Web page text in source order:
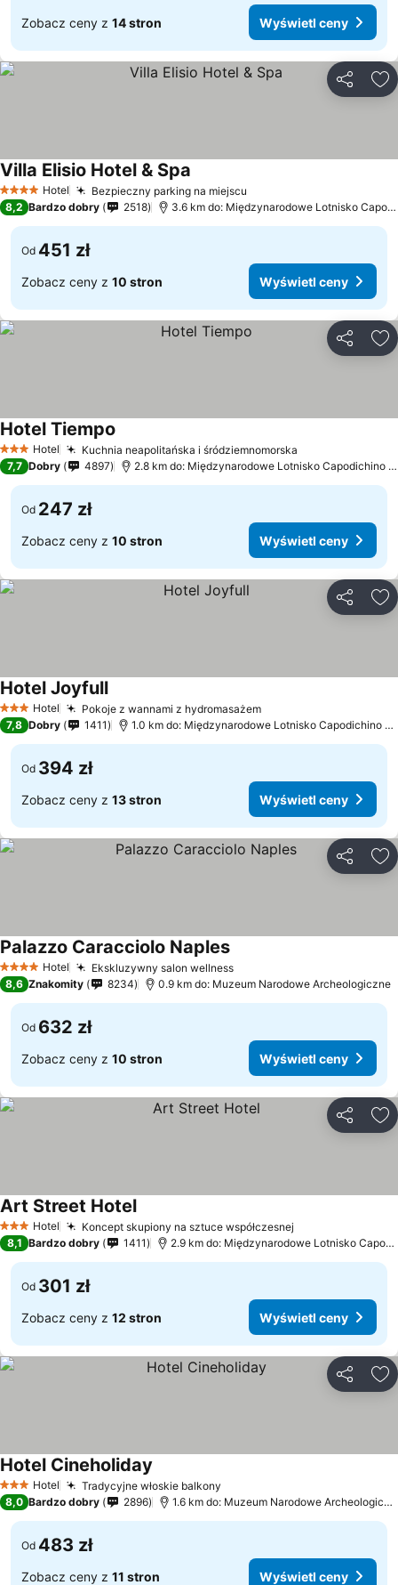
Zobacz ceny z 14 stron Wyświetl ceny
4 KategoriaHotel Bezpieczny parking na miejscu
Villa Elisio Hotel & Spa
8,2 Bardzo dobry 2518 3.6 km do: Międzynarodowe Lotnisko
Od 451 zł
Zobacz ceny z 10 stron Wyświetl ceny
3 Kategoria
Hotel Kuchnia neapolitańska i śródziemnomorska
Hotel Tiempo
7,7 Dobry 4897 2.8 km do: Międzynarodowe Lotnisko Capodichino
Od 247 zł
Zobacz ceny z 10 stron Wyświetl ceny
3 Kategoria
Hotel Pokoje z wannami z hydromasażemWyświetl ceny
Hotel JoyfullWyświetl ceny
7,8 Dobry 1411 1.0 km do: Międzynarodowe Lotnisko Capodichino
Od 394 zł
Zobacz ceny z 13 stron Wyświetl ceny
4 KategoriaHotel Ekskluzywny salon wellnessWyświetl ceny
Palazzo Caracciolo NaplesWyświetl ceny
8,6 Znakomity 8234 0.9 km do: Muzeum Narodowe Archeologiczne
Od 632 zł
Zobacz ceny z 10 stron Wyświetl ceny
3 Kategoria
Hotel Koncept skupiony na sztuce współczesnej
Art Street HotelWyświetl ceny
8,1 Bardzo dobry 1411 2.9 km do: Międzynarodowe Lotnisko
Od 301 zł
Zobacz ceny z 12 stron Wyświetl ceny
3 Kategoria
Hotel Tradycyjne włoskie balkony
Hotel Cineholiday
8,0 Bardzo dobry 2896 1.6 km do: Muzeum Narodowe
Od 483 zł
Zobacz ceny z 11 stron Wyświetl ceny